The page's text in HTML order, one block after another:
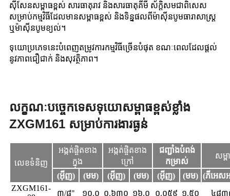
ស៊ីសែនសម្ពាធខ្ពស់ សារធាតុរាវ និងសារធាតុគីមី ស័ក្តិសមជាពិសេស
សម្រាប់កម្មវិធីដែលមានសម្ពាធខ្ពស់ និងទិន្នផលពីម៉ាស៊ីនបូមធារាសាស្ត្រ
ឬម៉ាស៊ីនបូមខ្យល់។
ទុយោប្រភេទនេះបំពេញតម្រូវការកម្មវិធីច្រើនបំផុត ខណៈពេលដែលផ្តល់
នូវភាពជឿជាក់ និងសុវត្ថិភាព។
លក្ខណៈបច្ចេកទេសទុយោសម្ពាធខ្ពស់ខ្លាំង
ZXGM161 សម្រាប់ការងារធ្ងន់
លេខទំនិញ
អង្កត់ផ្ចិតខាង
ក្នុង
អង្កត់ផ្ចិតខាង
ក្រៅ
ជញ្ជាំងបំពង់
កម្រាស់
សម្ព
(អ៊ីញ) (មម) (អ៊ីញ) (មម) (អ៊ីញ) (មម) (ភីអេស
ZXGM161-
៣/៨" ១០.០ ០.៦៣០ ១៦.០ ០.០៥៩ ១.៥០
៤៨